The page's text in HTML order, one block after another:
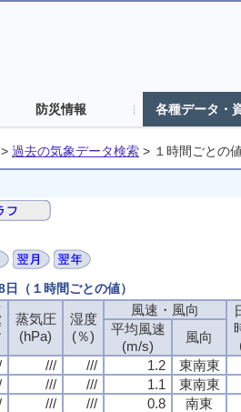
防災情報 各種データ・
> 過去の気象データ検索 > １時間ごとの
（１時間ごとの値）
蒸気圧
(hPa)
湿度
(％)
風速・風向
平均風速
(m/s)
風向
/// /// 1.2
東南東
/// /// 1.1
東南東
/// /// 0.8
南東